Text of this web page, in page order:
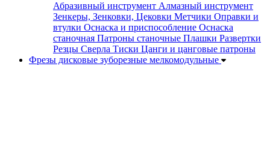
Абразивный инструмент Алмазный инструмент
Зенкеры, Зенковки, Цековки Метчики Оправки и
втулки Оснаска и приспособление Оснаска
станочная Патроны станочные Плашки Развертки
Резцы Сверла Тиски Цанги и цанговые патроны
Фрезы дисковые зуборезные мелкомодульные